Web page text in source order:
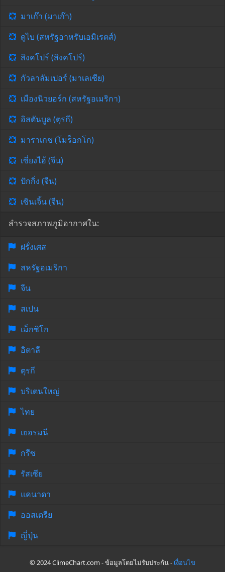
มาเก๊า (มาเก๊า)
ดูไบ (สหรัฐอาหรับเอมิเรตส์)
สิงคโปร์ (สิงคโปร์)
กัวลาลัมเปอร์ (มาเลเซีย)
เมืองนิวยอร์ก (สหรัฐอเมริกา)
อิสตันบูล (ตุรกี)
มาราเกช (โมร็อกโก)
เซี่ยงไฮ้ (จีน)
ปักกิ่ง (จีน)
เซินเจิ้น (จีน)
สำรวจสภาพภูมิอากาศใน:
ฝรั่งเศส
สหรัฐอเมริกา
จีน
สเปน
เม็กซิโก
อิตาลี
ตุรกี
บริเตนใหญ่
ไทย
เยอรมนี
กรีซ
รัสเซีย
แคนาดา
ออสเตรีย
ญี่ปุ่น
© 2024 ClimeChart.com - ข้อมูลโดยไม่รับประกัน - เงื่อนไข